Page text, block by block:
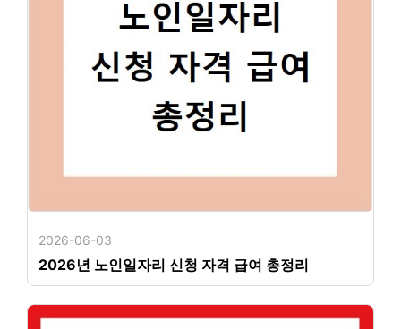
2026-06-03
2026년 노인일자리 신청 자격 급여 총정리